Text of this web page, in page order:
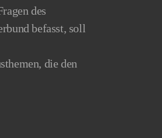
des
befasst, soll
die den